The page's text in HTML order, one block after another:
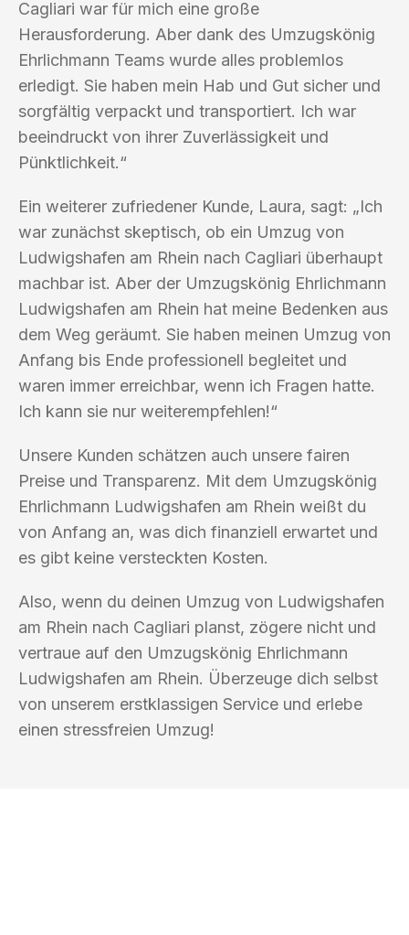
Cagliari war für mich eine große
Herausforderung. Aber dank des Umzugskönig
Ehrlichmann Teams wurde alles problemlos
erledigt. Sie haben mein Hab und Gut sicher und
sorgfältig verpackt und transportiert. Ich war
beeindruckt von ihrer Zuverlässigkeit und
Pünktlichkeit.“
Ein weiterer zufriedener Kunde, Laura, sagt: „Ich
war zunächst skeptisch, ob ein Umzug von
Ludwigshafen am Rhein nach Cagliari überhaupt
machbar ist. Aber der Umzugskönig Ehrlichmann
Ludwigshafen am Rhein hat meine Bedenken aus
dem Weg geräumt. Sie haben meinen Umzug von
Anfang bis Ende professionell begleitet und
waren immer erreichbar, wenn ich Fragen hatte.
Ich kann sie nur weiterempfehlen!“
Unsere Kunden schätzen auch unsere fairen
Preise und Transparenz. Mit dem Umzugskönig
Ehrlichmann Ludwigshafen am Rhein weißt du
von Anfang an, was dich finanziell erwartet und
es gibt keine versteckten Kosten.
Also, wenn du deinen Umzug von Ludwigshafen
am Rhein nach Cagliari planst, zögere nicht und
vertraue auf den Umzugskönig Ehrlichmann
Ludwigshafen am Rhein. Überzeuge dich selbst
von unserem erstklassigen Service und erlebe
einen stressfreien Umzug!